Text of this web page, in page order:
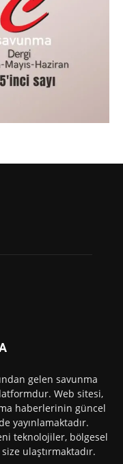
gelen savunma
Web sitesi,
haberlerinin güncel
yayınlamaktadır.
teknolojiler, bölgesel
ulaştırmaktadır.